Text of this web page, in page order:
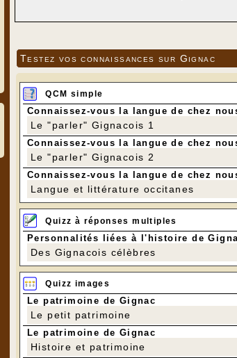
Testez vos connaissances sur Gignac
QCM simple
Connaissez-vous la langue de chez
Le "parler" Gignacois 1
Connaissez-vous la langue de chez
Le "parler" Gignacois 2
Connaissez-vous la langue de chez
Langue et littérature occitanes
Quizz à réponses multiples
Personnalités liées à l'histoire de
Des Gignacois célèbres
Quizz images
Le patrimoine de Gignac
Le petit patrimoine
Le patrimoine de Gignac
Histoire et patrimoine